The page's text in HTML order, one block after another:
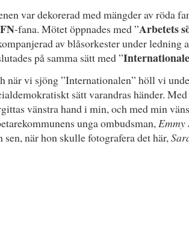
var dekorerad med mängder av röda
FN-fana. Mötet öppnades med ”Arbetets
av blåsorkester under ledning
på samma sätt med ”
när vi sjöng ”Internationalen” höll vi
sätt varandras händer.
vänstra hand i min, och med min
unga ombudsman,Emmy
sen, när hon skulle fotografera det här,